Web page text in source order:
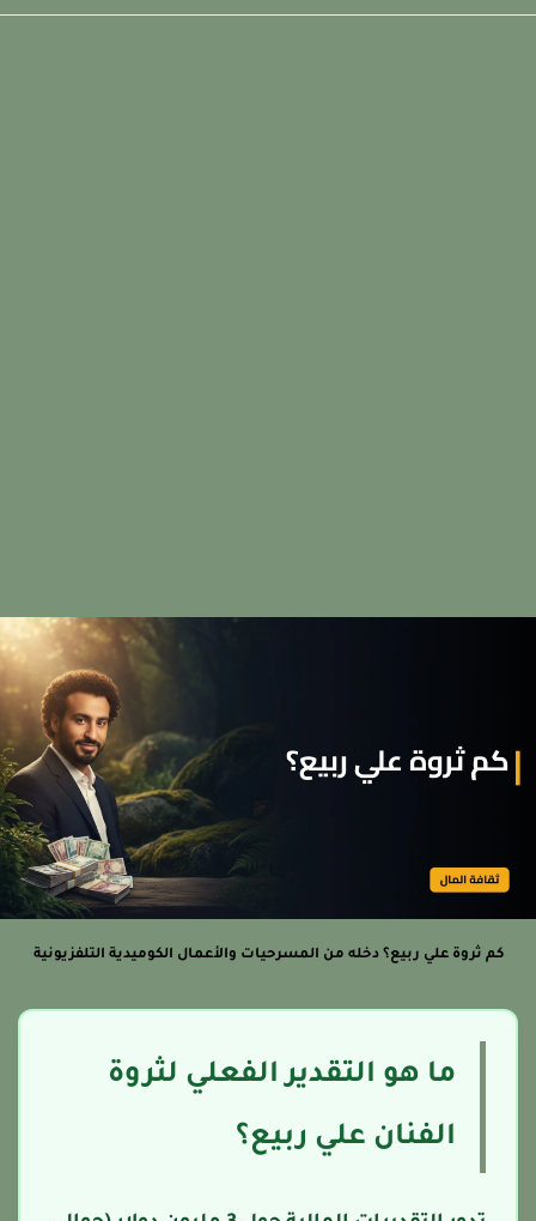
كم ثروة علي ربيع؟ دخله من المسرحيات والأعمال الكوميدية التلفزيونية
ما هو التقدير الفعلي لثروة
الفنان علي ربيع؟